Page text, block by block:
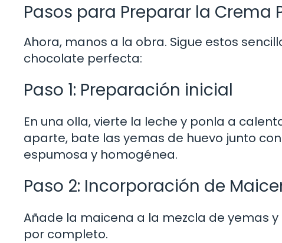
Pasos para Preparar la Crema
Ahora, manos a la obra. Sigue estos
chocolate perfecta:
Paso 1: Preparación inicial
En una olla, vierte la leche y ponla a
aparte, bate las yemas de huevo junto
espumosa y homogénea.
Paso 2: Incorporación de
Añade la maicena a la mezcla de yemas
por completo.